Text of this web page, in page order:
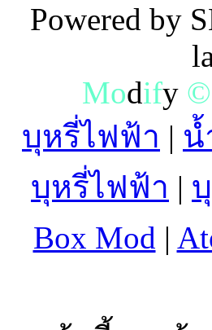
Powered by
Modify ©
บุหรี่ไฟฟ้า | น้
บุหรี่ไฟฟ้า |
Box Mod |